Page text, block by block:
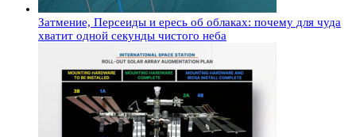
Затмение, Персеиды и ересь об облаках: почему для чуда
хватит одной секунды чистого неба